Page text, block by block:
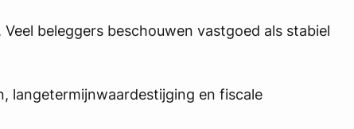
beleggers beschouwen vastgoed als stabiel
langetermijnwaardestijging en fiscale